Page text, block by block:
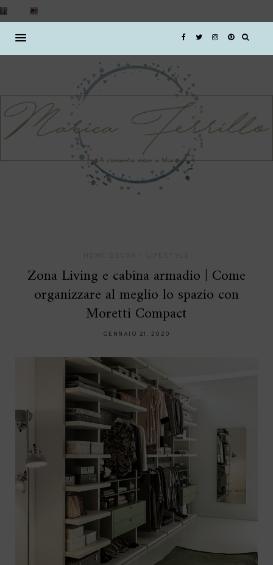
Zona Living e cabina armadio | Come
organizzare al meglio lo spazio con
Moretti Compact
GENNAIO 21, 2020